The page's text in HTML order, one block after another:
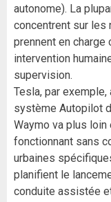
autonome). La
concentrent sur les
prennent en
intervention
supervision.
Tesla, par
système Autopilot
Waymo va plus
fonctionnant sans
urbaines
planifient le
conduite assistée